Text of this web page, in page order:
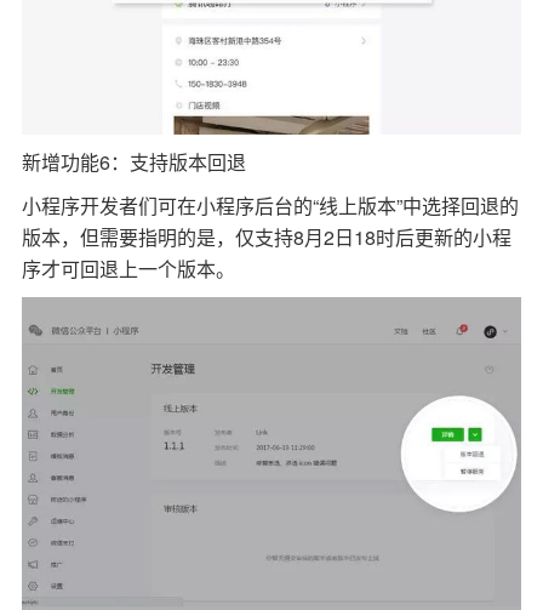
新增功能6：支持版本回退
小程序开发者们可在小程序后台的“线上版本”中选择回退的
版本，但需要指明的是，仅支持8月2日18时后更新的小程
序才可回退上一个版本。